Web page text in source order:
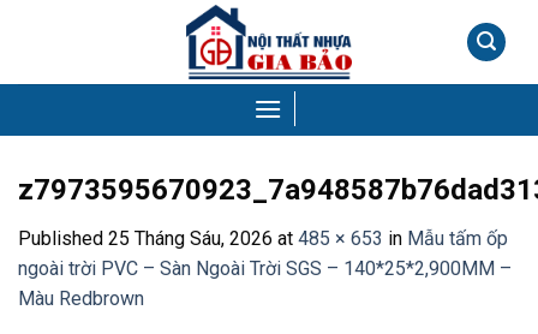
Published 25 Tháng Sáu, 2026 at 485 × 653 in Mẫu tấm ốp
ngoài trời PVC – Sàn Ngoài Trời SGS – 140*25*2,900MM –
Màu Redbrown